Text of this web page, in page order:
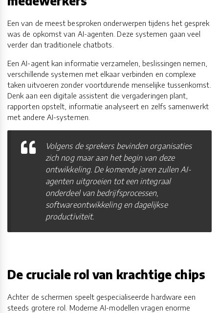
Een van de meest besproken onderwerpen tijdens het gesprek
was de opkomst van AI-agenten. Deze systemen gaan veel
verder dan traditionele chatbots.
Een AI-agent kan informatie verzamelen, beslissingen nemen,
verschillende systemen met elkaar verbinden en complexe
taken uitvoeren zonder voortdurende menselijke tussenkomst.
Denk aan een digitale assistent die vergaderingen plant,
rapporten opstelt, informatie analyseert en zelfs samenwerkt
met andere AI-systemen.
Volgens de sprekers bevinden organisaties
zich nog maar aan het begin van deze
ontwikkeling. De komende jaren zullen AI-
agenten uitgroeien tot een integraal
onderdeel van bedrijfsprocessen,
softwareontwikkeling en dagelijkse
productiviteit.
De cruciale rol van krachtige chips
Achter de schermen speelt gespecialiseerde hardware een
steeds grotere rol. Moderne AI-modellen vragen enorme